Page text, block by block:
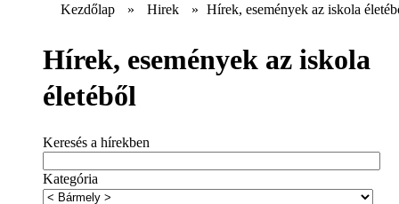
Kezdőlap » Hirek » Hírek, események az iskola
Hírek, események az iskola
életéből
Keresés a hírekben
Kategória